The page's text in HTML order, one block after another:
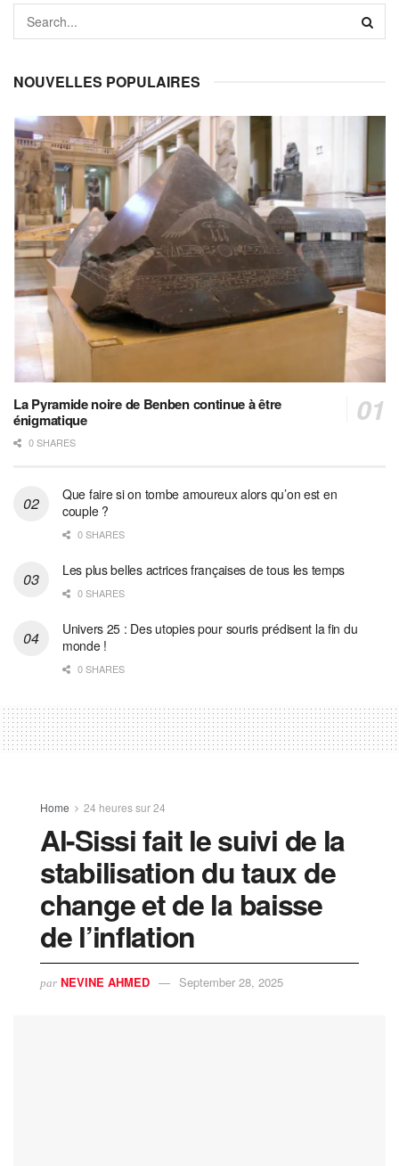
NOUVELLES POPULAIRES
La Pyramide noire de Benben continue à être
énigmatique
0 SHARES
Que faire si on tombe amoureux alors qu’on est en
couple ?
0 SHARES
Les plus belles actrices françaises de tous les temps
0 SHARES
Univers 25 : Des utopies pour souris prédisent la fin du
monde !
0 SHARES
Home 24 heures sur 24
Al-Sissi fait le suivi de la
stabilisation du taux de
change et de la baisse
de l’inflation
par NEVINE AHMED September 28, 2025